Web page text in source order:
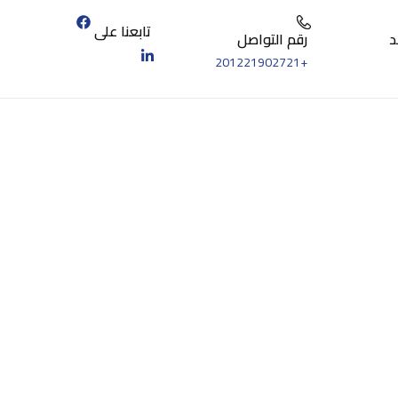
رقم التواصل
+201221902721
تابعنا على